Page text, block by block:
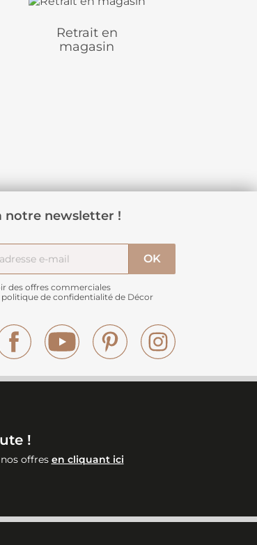
Retrait en
magasin
notre newsletter !
des offres commerciales
politique de confidentialité de Décor
Facebook YouTube Pinterest
!
offres en cliquant ici